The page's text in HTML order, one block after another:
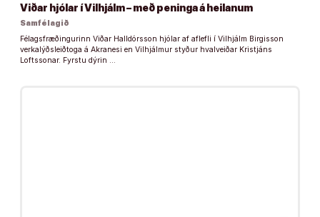
Viðar hjólar í Vilhjálm – með peninga á heilanum
Samfélagið
Félagsfræðingurinn Viðar Halldórsson hjólar af aflefli í Vilhjálm Birgisson
verkalýðsleiðtoga á Akranesi en Vilhjálmur styður hvalveiðar Kristjáns
Loftssonar. Fyrstu dýrin …